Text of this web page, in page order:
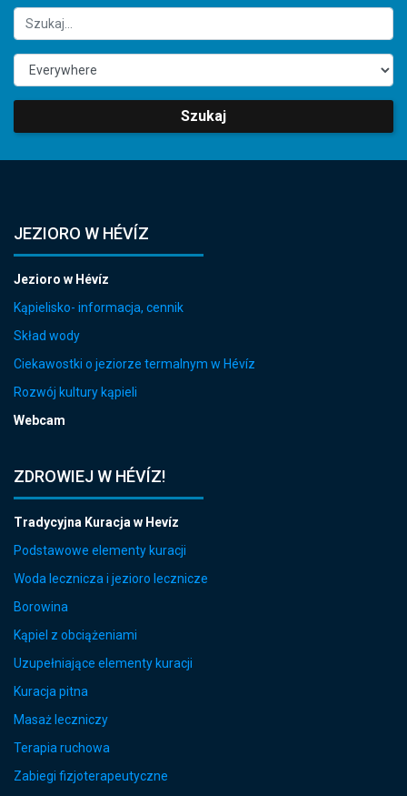
Szukaj
JEZIORO W HÉVÍZ
Jezioro w Hévíz
Kąpielisko- informacja, cennik
Skład wody
Ciekawostki o jeziorze termalnym w Hévíz
Rozwój kultury kąpieli
Webcam
ZDROWIEJ W HÉVÍZ!
Tradycyjna Kuracja w Hevíz
Podstawowe elementy kuracji
Woda lecznicza i jezioro lecznicze
Borowina
Kąpiel z obciążeniami
Uzupełniające elementy kuracji
Kuracja pitna
Masaż leczniczy
Terapia ruchowa
Zabiegi fizjoterapeutyczne